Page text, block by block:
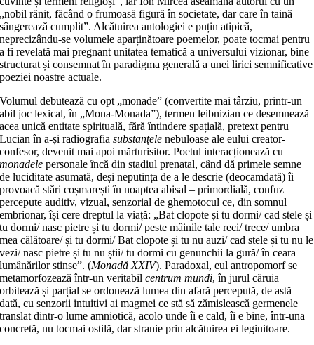
„nobil rănit, făcând o frumoasă figură în societate, dar care în taină
sângerează cumplit”. Alcătuirea antologiei e puțin atipică,
neprecizându-se volumele aparținătoare poemelor, poate tocmai pentru
a fi revelată mai pregnant unitatea tematică a universului vizionar, bine
structurat și consemnat în paradigma generală a unei lirici semnificative
poeziei noastre actuale.
Volumul debutează cu opt „monade” (convertite mai târziu, printr-un
abil joc lexical, în „Mona-Monada”), termen leibnizian ce desemnează
acea unică entitate spirituală, fără întindere spațială, pretext pentru
Lucian în a-și radiografiasubstanțelenebuloase ale eului creator-
confesor, devenit mai apoi mărturisitor. Poetul interacționează cu
monadele personale încă din stadiul prenatal, când dă primele semne
de luciditate asumată, deși neputința de a le descrie (deocamdată) îi
provoacă stări coșmarești în noaptea abisal – primordială, confuz
percepute auditiv, vizual, senzorial de ghemotocul ce, din somnul
embrionar, își cere dreptul la viață: „Bat clopote și tu dormi/ cad stele și
tu dormi/ nasc pietre și tu dormi/ peste mâinile tale reci/ trece/ umbra
mea călătoare/ și tu dormi/ Bat clopote și tu nu auzi/ cad stele și tu nu le
vezi/ nasc pietre și tu nu știi/ tu dormi cu genunchii la gură/ în ceara
lumânărilor stinse”. (Monadă XXIV). Paradoxal, eul antropomorf se
metamorfozează într-un veritabilcentrum mundi, în jurul căruia
orbitează și parțial se ordonează lumea din afară percepută, de astă
dată, cu senzorii intuitivi ai magmei ce stă să zămislească germenele
translat dintr-o lume amniotică, acolo unde îi e cald, îi e bine, într-una
concretă, nu tocmai ostilă, dar stranie prin alcătuirea ei legiuitoare.